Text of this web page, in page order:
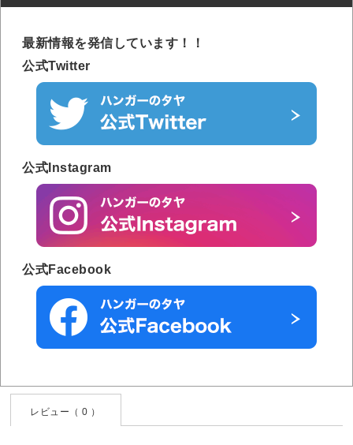
最新情報を発信しています！！
公式Twitter
公式Instagram
公式Facebook
レビュー（ 0 ）